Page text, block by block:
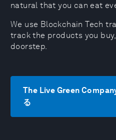
natural that you can eat
We use Blockchain Tech
track the products you
doorstep.
The Live Green
る